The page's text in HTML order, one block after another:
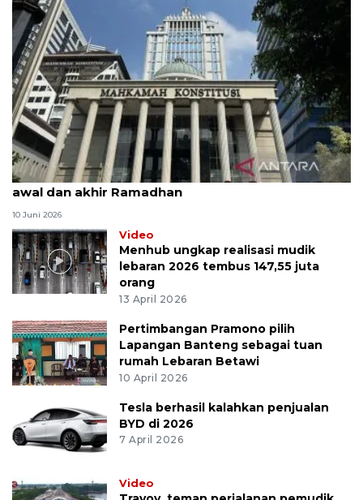
MK uji materi UU Peradilan Agama perihal isbat
awal dan akhir Ramadhan
10 Juni 2026
Video
Menhub ungkap realisasi mudik
lebaran 2026 tembus 147,55 juta
orang
13 April 2026
Pertimbangan Pramono pilih
Lapangan Banteng sebagai tuan
rumah Lebaran Betawi
10 April 2026
Tesla berhasil kalahkan penjualan
BYD di 2026
7 April 2026
Video